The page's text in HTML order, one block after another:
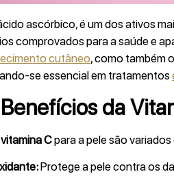
ascórbico, é um dos ativos
comprovados para a saúde e
cutâneo, como também
se essencial em tratamentos
da
vitamina Cpara a pele são variados
Protege a pele contra os